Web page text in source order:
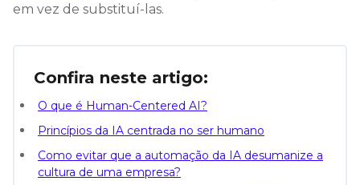
em vez de substituí-las.
Confira neste artigo:
O que é Human-Centered AI?
Princípios da IA centrada no ser humano
Como evitar que a automação da IA desumanize a
cultura de uma empresa?